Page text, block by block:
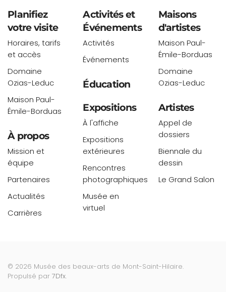
Planifiez
votre visite
Horaires, tarifs
et accès
Domaine
Ozias-Leduc
Maison Paul-
Émile-Borduas
À propos
Mission et
équipe
Partenaires
Actualités
Carrières
Activités et
Événements
Activités
Événements
Éducation
Expositions
À l'affiche
Expositions
extérieures
Rencontres
photographiques
Musée en
virtuel
Maisons
d'artistes
Maison Paul-
Émile-Borduas
Domaine
Ozias-Leduc
Artistes
Appel de
dossiers
Biennale du
dessin
Le Grand Salon
© 2026 Musée des beaux-arts de Mont-Saint-Hilaire.
Propulsé par 7Dfx.